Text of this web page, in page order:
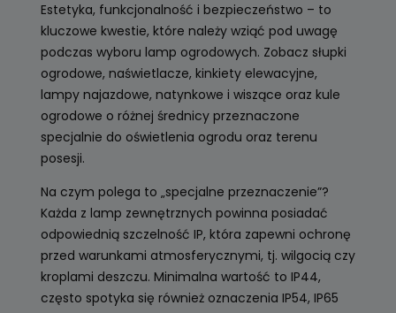
Estetyka, funkcjonalność i bezpieczeństwo – to
kluczowe kwestie, które należy wziąć pod uwagę
podczas wyboru lamp ogrodowych. Zobacz słupki
ogrodowe, naświetlacze, kinkiety elewacyjne,
lampy najazdowe, natynkowe i wiszące oraz kule
ogrodowe o różnej średnicy przeznaczone
specjalnie do oświetlenia ogrodu oraz terenu
posesji.
Na czym polega to „specjalne przeznaczenie”?
Każda z lamp zewnętrznych powinna posiadać
odpowiednią szczelność IP, która zapewni ochronę
przed warunkami atmosferycznymi, tj. wilgocią czy
kroplami deszczu. Minimalna wartość to IP44,
często spotyka się również oznaczenia IP54, IP65